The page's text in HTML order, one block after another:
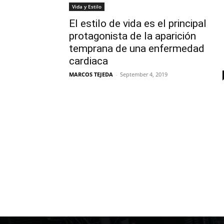
Vida y Estilo
El estilo de vida es el principal
protagonista de la aparición
temprana de una enfermedad
cardiaca
MARCOS TEJEDA - September 4, 2019